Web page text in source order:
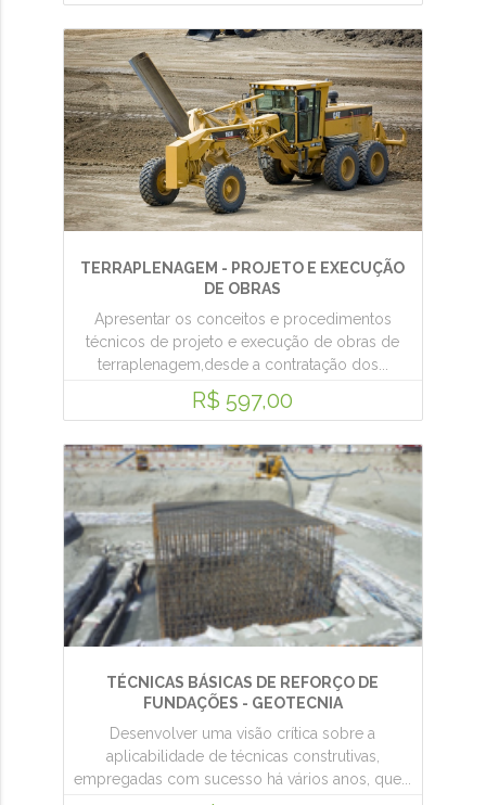
TERRAPLENAGEM - PROJETO E EXECUÇÃO
DE OBRAS
Apresentar os conceitos e procedimentos
técnicos de projeto e execução de obras de
terraplenagem,desde a contratação dos...
R$ 597,00
TÉCNICAS BÁSICAS DE REFORÇO DE
FUNDAÇÕES - GEOTECNIA
Desenvolver uma visão crítica sobre a
aplicabilidade de técnicas construtivas,
empregadas com sucesso há vários anos, que...